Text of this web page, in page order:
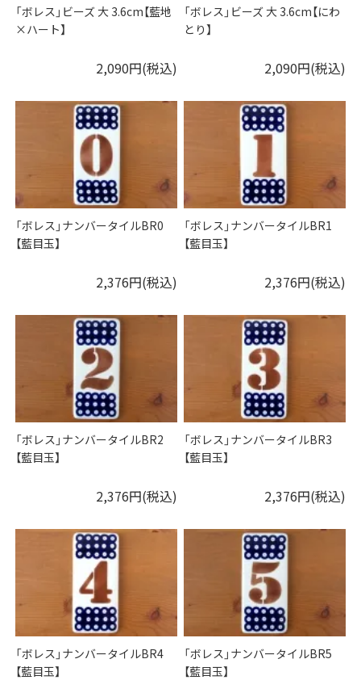
「ボレス」ビーズ 大 3.6cm【藍地
×ハート】
2,090円(税込)
「ボレス」ビーズ 大 3.6cm【にわ
とり】
2,090円(税込)
「ボレス」ナンバータイルBR0
【藍目玉】
2,376円(税込)
「ボレス」ナンバータイルBR1
【藍目玉】
2,376円(税込)
「ボレス」ナンバータイルBR2
【藍目玉】
2,376円(税込)
「ボレス」ナンバータイルBR3
【藍目玉】
2,376円(税込)
「ボレス」ナンバータイルBR4
【藍目玉】
「ボレス」ナンバータイルBR5
【藍目玉】